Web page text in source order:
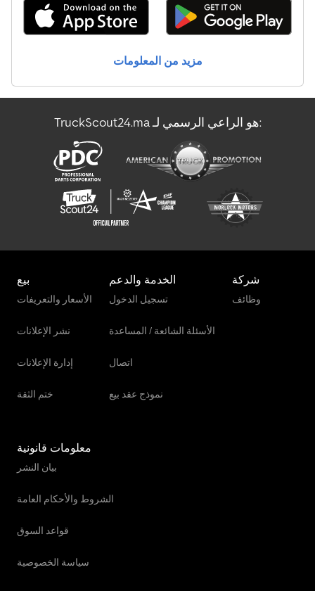
Man Tgl 8
Man Tgm 18
Mercedes-Benz Actros
Mercedes-Benz Atego 1200
Mercedes-Benz Sprinter
Sennebogen 355 E
المعدات الخاصة بتشغيل المطارات
شاحنة قلابة مع رافعة
مركبة الشحن
مركبة نقل أموال مدرعة
مزيد من المعلومات
TruckScout24.ma هو الراعي الرسمي لـ:
بيع
الأسعار والتعريفات
نشر الإعلانات
إدارة الإعلانات
ختم الثقة
الخدمة والدعم
تسجيل الدخول
الأسئلة الشائعة / المساعدة
اتصال
نموذج عقد بيع
شركة
وظائف
معلومات قانونية
بيان النشر
الشروط والأحكام العامة
قواعد السوق
سياسة الخصوصية